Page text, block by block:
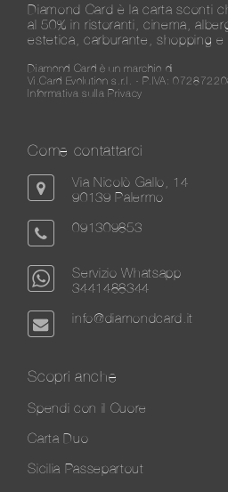
Diamond Card è la carta sconti
al 50% in ristoranti, cinema,
estetica, carburante, shopping e
Diamond Card è un marchio di
Vi.Card Evolution s.r.l. - P.IVA:
Informativa sulla Privacy
Come contattarci
Via Nicolò Gallo, 14
90139 Palermo
091309853
Servizio Whatsapp
3441488344
info@diamondcard.it
Scopri anche
Spendi con il Cuore
Carta Duo
Sicilia Passepartout